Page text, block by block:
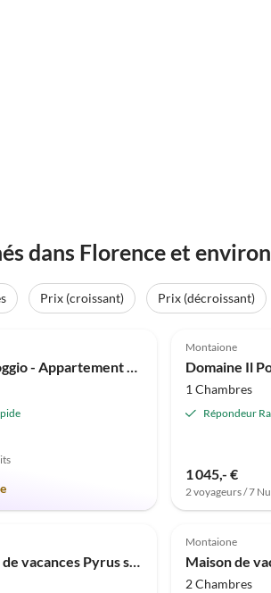
dans Florence et
Prix (croissant) Prix (décroissant)
Meilleure
Annonce
Domaine Il Poggio - Appartement de vacances de 3 pièces avec piscine
Montaione
1 Chambres
Répondeur
1 045,- €
2 voyageurs / 7
Annonce
Appartement de vacances Pyrus sur le Domaine Il Lebbio
5.0 (2)
Montaione
Maison de
2 Chambres